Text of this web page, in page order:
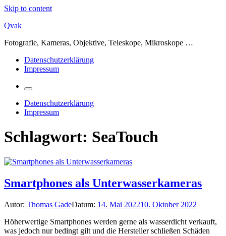
Skip to content
Qvak
Fotografie, Kameras, Objektive, Teleskope, Mikroskope …
Datenschutzerklärung
Impressum
Datenschutzerklärung
Impressum
Schlagwort: SeaTouch
Smartphones als Unterwasserkameras
Autor: Thomas GadeDatum: 14. Mai 202210. Oktober 2022
Höherwertige Smartphones werden gerne als wasserdicht verkauft,
was jedoch nur bedingt gilt und die Hersteller schließen Schäden